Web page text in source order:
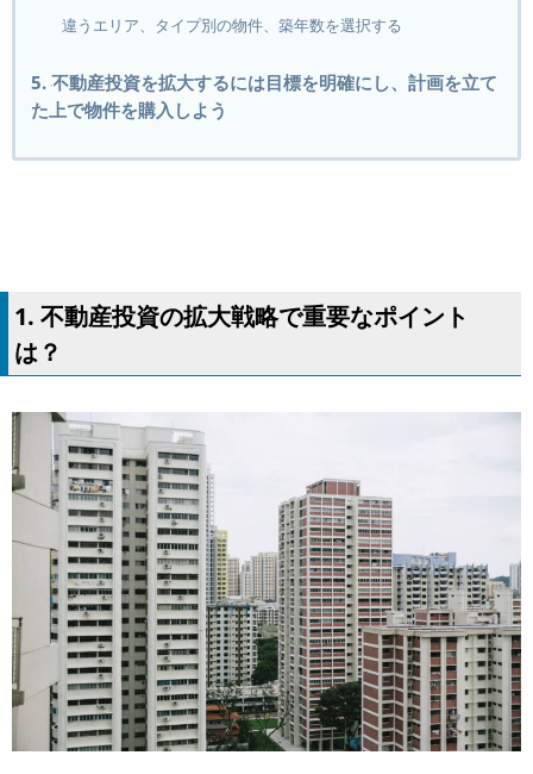
違うエリア、タイプ別の物件、築年数を選択する
5. 不動産投資を拡大するには目標を明確にし、計画を立て
た上で物件を購入しよう
1. 不動産投資の拡大戦略で重要なポイント
は？